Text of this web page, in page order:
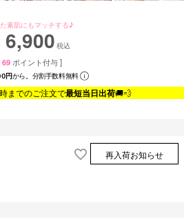
素肌にもマッチする♪
6,900 税込
69 ポイント付与 ]
円から。分割手数料無料
までのご注文で最短当日出荷🚚💨
再入荷お知らせ